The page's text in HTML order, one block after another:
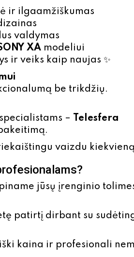
ir ilgaamžiškumas
valdymas
XA modeliui
ir veiks kaip naujas ✨
be trikdžių.
– Telesfera
vaizdu
jūsų įrenginio
patirtį dirbant su
kaina ir profesionali